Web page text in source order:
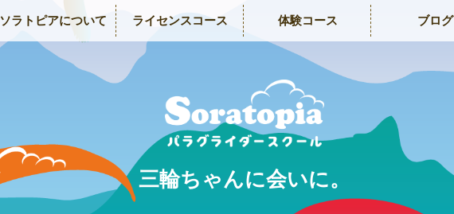
ソラトピアについて ライセンスコース 体験コース ブログ
三輪ちゃんに会いに。